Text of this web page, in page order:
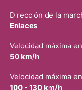
Dirección de la
Enlaces
Velocidad máxima
50 km/h
Velocidad máxima
100 - 130 km/h